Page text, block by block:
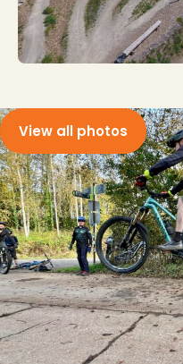
View all photos